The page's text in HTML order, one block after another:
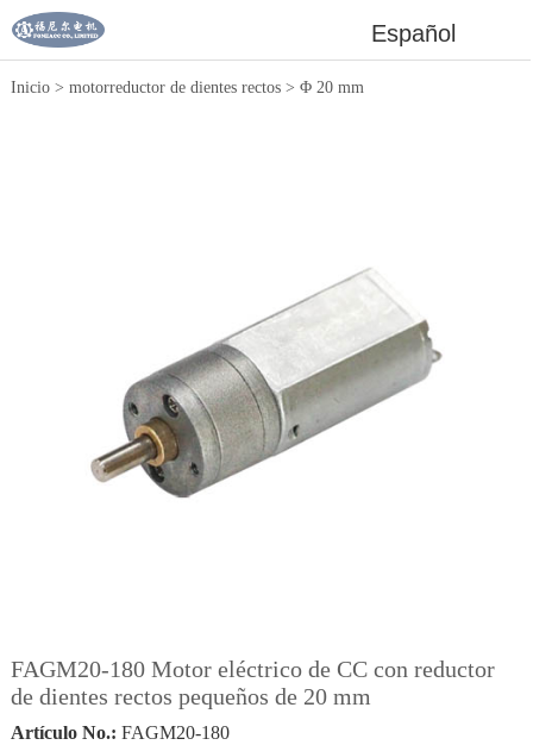
Español
Inicio> motorreductor de dientes rectos> Φ 20 mm
FAGM20-180 Motor eléctrico de CC con reductor
de dientes rectos pequeños de 20 mm
Artículo No.: FAGM20-180